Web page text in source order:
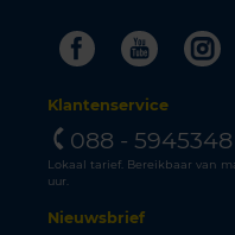
Facebook
Klantenservice
088 - 5945348
Lokaal tarief. Bereikbaar van
uur.
Nieuwsbrief